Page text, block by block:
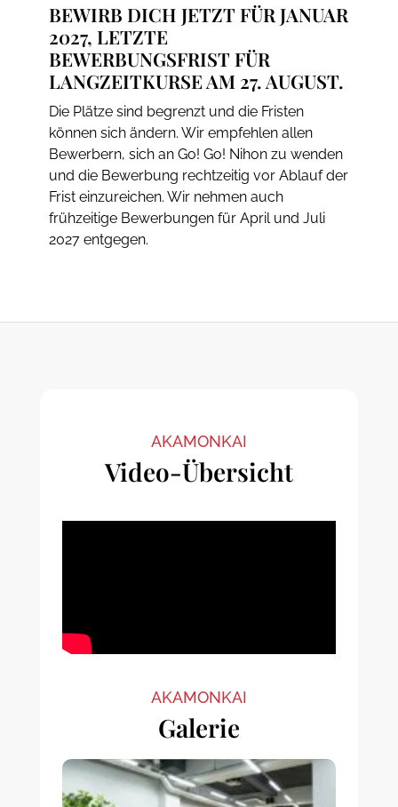
BEWIRB DICH JETZT FÜR JANUAR
2027, LETZTE
BEWERBUNGSFRIST FÜR
LANGZEITKURSE AM 27. AUGUST.
Die Plätze sind begrenzt und die Fristen
können sich ändern. Wir empfehlen allen
Bewerbern, sich an Go! Go! Nihon zu wenden
und die Bewerbung rechtzeitig vor Ablauf der
Frist einzureichen. Wir nehmen auch
frühzeitige Bewerbungen für April und Juli
2027 entgegen.
AKAMONKAI
Video-Übersicht
AKAMONKAI
Galerie